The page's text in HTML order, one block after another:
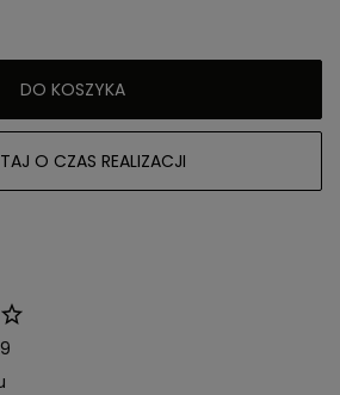
DO KOSZYKA
O CZAS REALIZACJI